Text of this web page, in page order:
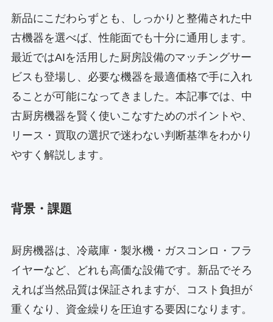
新品にこだわらずとも、しっかりと整備された中
古機器を選べば、性能面でも十分に通用します。
最近ではAIを活用した厨房設備のマッチングサー
ビスも登場し、必要な機器を最適価格で手に入れ
ることが可能になってきました。本記事では、中
古厨房機器を賢く使いこなすためのポイントや、
リース・買取の選択で迷わない判断基準をわかり
やすく解説します。
背景・課題
厨房機器は、冷蔵庫・製氷機・ガスコンロ・フラ
イヤーなど、どれも高価な設備です。新品でそろ
えれば当然品質は保証されますが、コスト負担が
重くなり、資金繰りを圧迫する要因になります。